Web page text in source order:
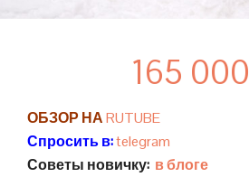
165 000
ОБЗОР НАRUTUBE
Спросить в:telegram
Советы новичку: в блоге